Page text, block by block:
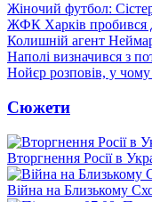
Жіночий футбол:
ЖФК Харків пробився
Колишній агент
Наполі визначився з
Нойєр розповів, у чому
Сюжети
Вторгнення Росії в
Війна на Близькому